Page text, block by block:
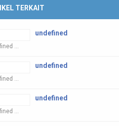
TERKAIT
undefined
...
undefined
...
undefined
...